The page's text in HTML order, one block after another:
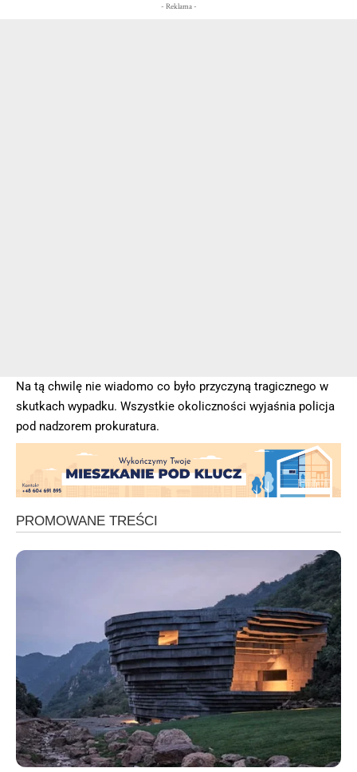
- Reklama -
Na tą chwilę nie wiadomo co było przyczyną tragicznego w
skutkach wypadku. Wszystkie okoliczności wyjaśnia policja
pod nadzorem prokuratura.